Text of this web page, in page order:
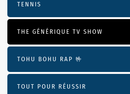
TENNIS
THE GÉNÉRIQUE TV SHOW
TOHU BOHU RAP 🤟
TOUT POUR RÉUSSIR